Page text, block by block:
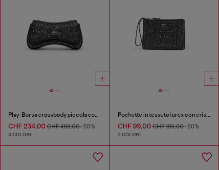
Play-Borsa crossbody piccola con strass
CHF 234,00 CHF 469,00-50%
3 COLORI
Pochette in tessuto lurex con cristalli
CHF 99,00CHF 199,00-50%
2 COLORI